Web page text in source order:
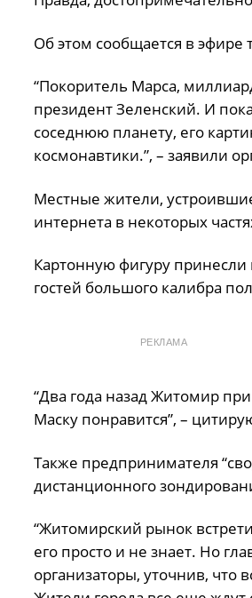
Об этом сообщается в эфире
“Покоритель Марса,
президент Зеленский. И
соседнюю планету, его
космонавтики.”, – заявили
Местные жители,
интернета в некоторых
Картонную фигуру принесли
гостей большого калибра
РЕКЛАМА
“Два года назад Житомир
Маску понравится”, –
Также предпринимателя
дистанционного
“Житомирский рынок
его просто и не знает. Но
организаторы, уточнив, что